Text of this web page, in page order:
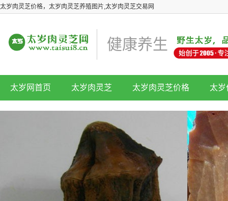
太岁肉灵芝价格，太岁肉灵芝养殖图片,太岁肉灵芝交易网
健康养生
太岁网首页 太岁肉灵芝 太岁肉灵芝价格 太岁